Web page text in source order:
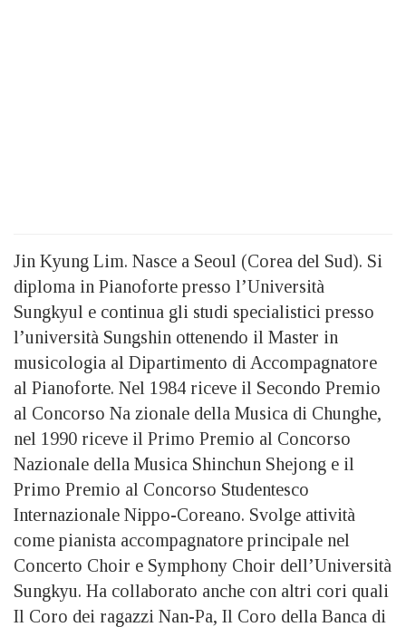
Jin Kyung Lim. Nasce a Seoul (Corea del Sud). Si
diploma in Pianoforte presso l’Università
Sungkyul e continua gli studi specialistici presso
l’università Sungshin ottenendo il Master in
musicologia al Dipartimento di Accompagnatore
al Pianoforte. Nel 1984 riceve il Secondo Premio
al Concorso Na zionale della Musica di Chunghe,
nel 1990 riceve il Primo Premio al Concorso
Nazionale della Musica Shinchun Shejong e il
Primo Premio al Concorso Studentesco
Internazionale Nippo-Coreano. Svolge attività
come pianista accompagnatore principale nel
Concerto Choir e Symphony Choir dell’Università
Sungkyu. Ha collaborato anche con altri cori quali
Il Coro dei ragazzi Nan-Pa, Il Coro della Banca di